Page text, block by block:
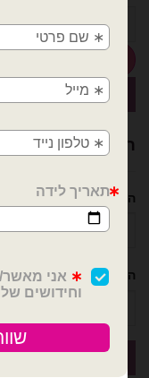
רוצה עזרה לארגן
השם שלך
הטלפון שלך
חולון, בת ים,
גן, בני ברק,